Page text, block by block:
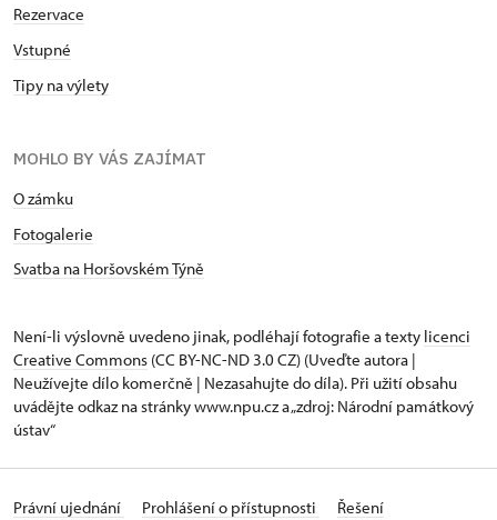
Rezervace
Vstupné
Tipy na výlety
MOHLO BY VÁS ZAJÍMAT
O zámku
Fotogalerie
Svatba na Horšovském Týně
Není-li výslovně uvedeno jinak, podléhají fotografie a texty licenci
Creative Commons (CC BY-NC-ND 3.0 CZ) (Uveďte autora |
Neužívejte dílo komerčně | Nezasahujte do díla). Při užití obsahu
uvádějte odkaz na stránky www.npu.cz a „zdroj: Národní památkový
ústav“
Právní ujednání Prohlášení o přístupnosti Řešení